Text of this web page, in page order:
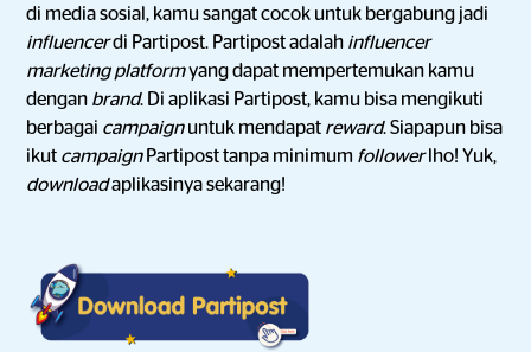
di media sosial, kamu sangat cocok untuk bergabung jadi
influencerdi Partipost. Partipost adalah influencer
marketing platformyang dapat mempertemukan kamu
dengan brand. Di aplikasi Partipost, kamu bisa mengikuti
berbagai campaignuntuk mendapat reward. Siapapun bisa
ikut campaign Partipost tanpa minimum followerlho! Yuk,
downloadaplikasinya sekarang!